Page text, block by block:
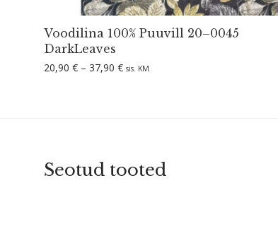
Voodilina 100% Puuvill 20–0045
DarkLeaves
20,90 € – 37,90 €Hinnavahemik: 20,90 € kuni 37,90 €
sis. KM
Seotud tooted